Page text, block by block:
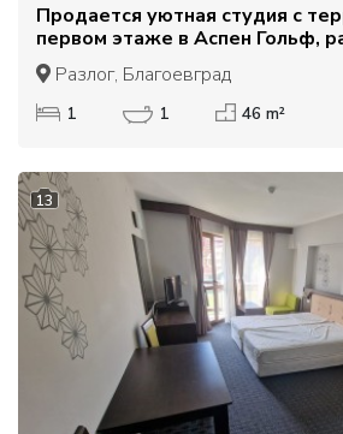
Продается уютная студия с
первом этаже в Аспен Гольф,
Доступная цена!
Разлог, Благоевград
1 1 46 m²
13